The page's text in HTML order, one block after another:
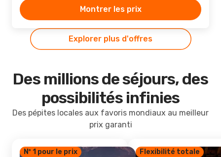
Montrer les prix
Explorer plus d'offres
Des millions de séjours, des
possibilités infinies
Des pépites locales aux favoris mondiaux au meilleur
prix garanti
Nº 1 pour le prix Flexibilité totale